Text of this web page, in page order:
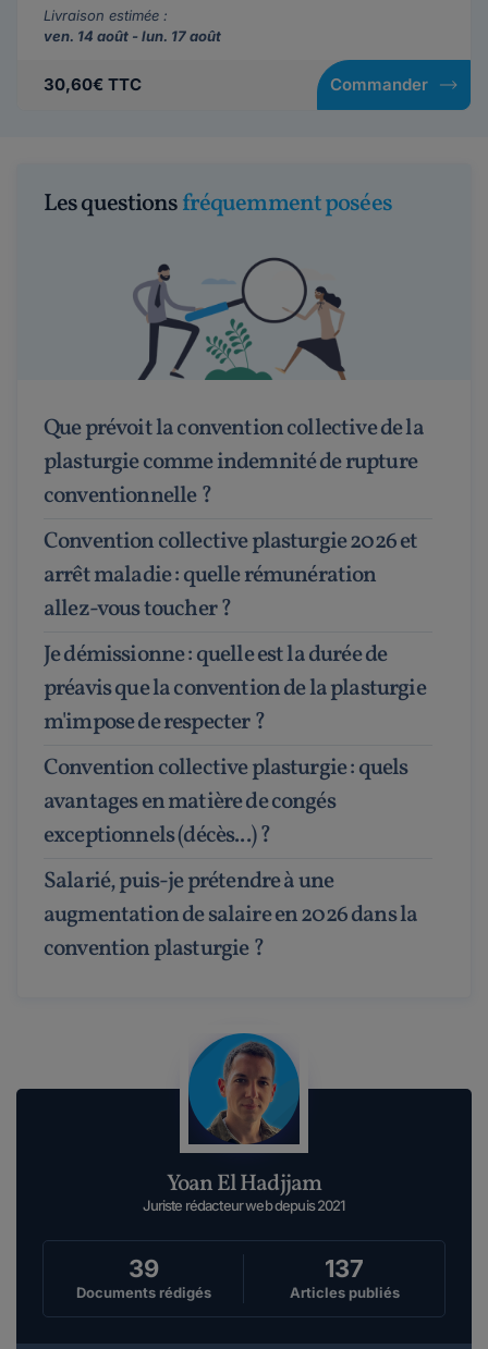
Livraison estimée :
ven. 14 août - lun. 17 août
30,60€ TTC Commander
Les questionsfréquemment posées
Que prévoit la convention collective de la
plasturgie comme indemnité de rupture
conventionnelle ?
Convention collective plasturgie 2026 et
arrêt maladie : quelle rémunération
allez-vous toucher ?
Je démissionne : quelle est la durée de
préavis que la convention de la plasturgie
m'impose de respecter ?
Convention collective plasturgie : quels
avantages en matière de congés
exceptionnels (décès...) ?
Salarié, puis-je prétendre à une
augmentation de salaire en 2026 dans la
convention plasturgie ?
Yoan El Hadjjam
Juriste rédacteur web depuis 2021
39
Documents rédigés
137
Articles publiés